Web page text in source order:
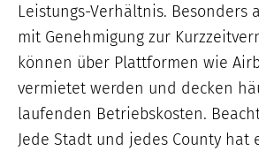
Leistungs-Verhältnis. Besonders
mit Genehmigung zur
können über Plattformen wie
vermietet werden und decken
laufenden Betriebskosten.
Jede Stadt und jedes County hat